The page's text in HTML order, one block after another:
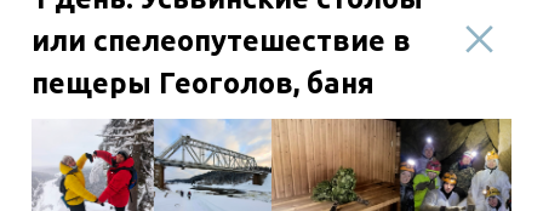
настоящий подземный мир, мы
отправляемся в место, где сосредоточены
одни из самых красивых пещер в Пермском
что на его сравнительной небольшой
площади расположены сразу двенадцать
карстовых пещер и гротов и один карстовый
мост. Мы же с вами отправимся в